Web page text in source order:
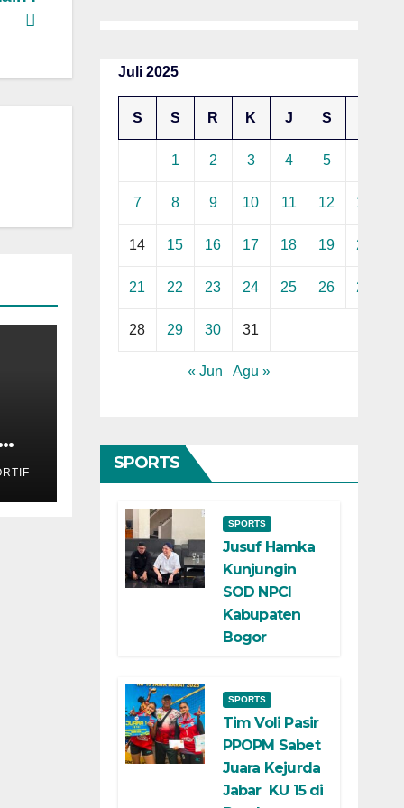
Juli 2025
S S R K J S
1 2 3 4 5
7 8 9 10 11 12 13
14 15 16 17 18 19 20
21 22 23 24 25 26 27
28 29 30 31
« Jun Agu »
SPORTS
SPORTS
Jusuf Hamka
Kunjungin
SOD NPCI
Kabupaten
Bogor
SPORTS
Tim Voli Pasir
PPOPM Sabet
Juara Kejurda
Jabar KU 15 di